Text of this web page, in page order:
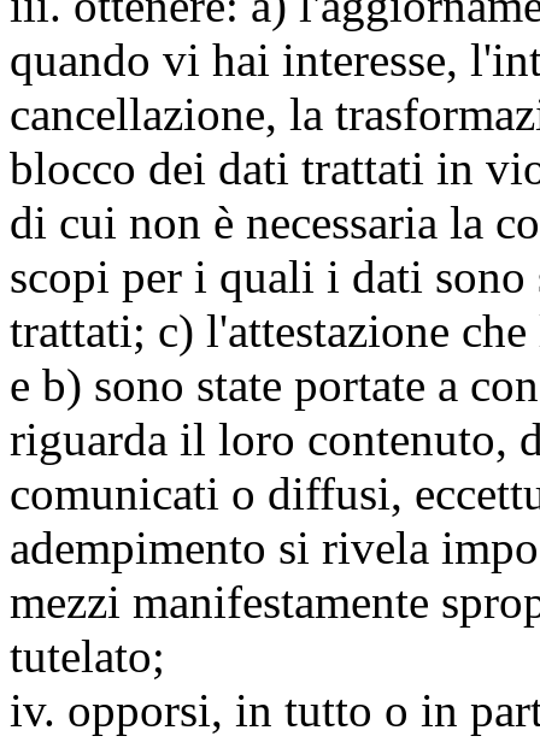
quando vi hai interesse,
cancellazione, la
blocco dei dati trattati in
di cui non è necessaria la
scopi per i quali i dati sono
trattati; c) l'attestazione
e b) sono state portate a
riguarda il loro contenuto,
comunicati o diffusi,
adempimento si rivela
mezzi manifestamente
tutelato;
iv. opporsi, in tutto o in